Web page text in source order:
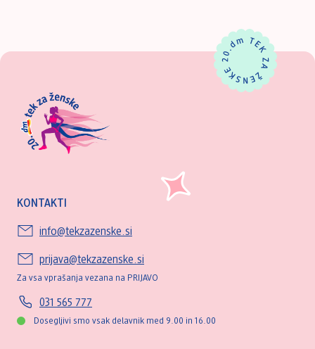
KONTAKTI
info@tekzazenske.si
prijava@tekzazenske.si
Za vsa vprašanja vezana na PRIJAVO
031 565 777
Dosegljivi smo vsak delavnik med 9.00 in 16.00